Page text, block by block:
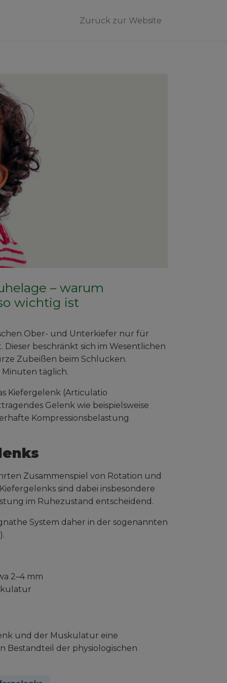
Zurück zur Website
– warum
wichtig ist
Ober- und Unterkiefer nur für
beschränkt sich im Wesentlichen
Zubeißen beim Schlucken.
Minuten täglich.
Kiefergelenk (Articulatio
Gelenk wie beispielsweise
Kompressionsbelastung
Zusammenspiel von Rotation und
sind dabei insbesondere
im Ruhezustand entscheidend.
System daher in der sogenannten
2–4 mm
und der Muskulatur eine
der physiologischen